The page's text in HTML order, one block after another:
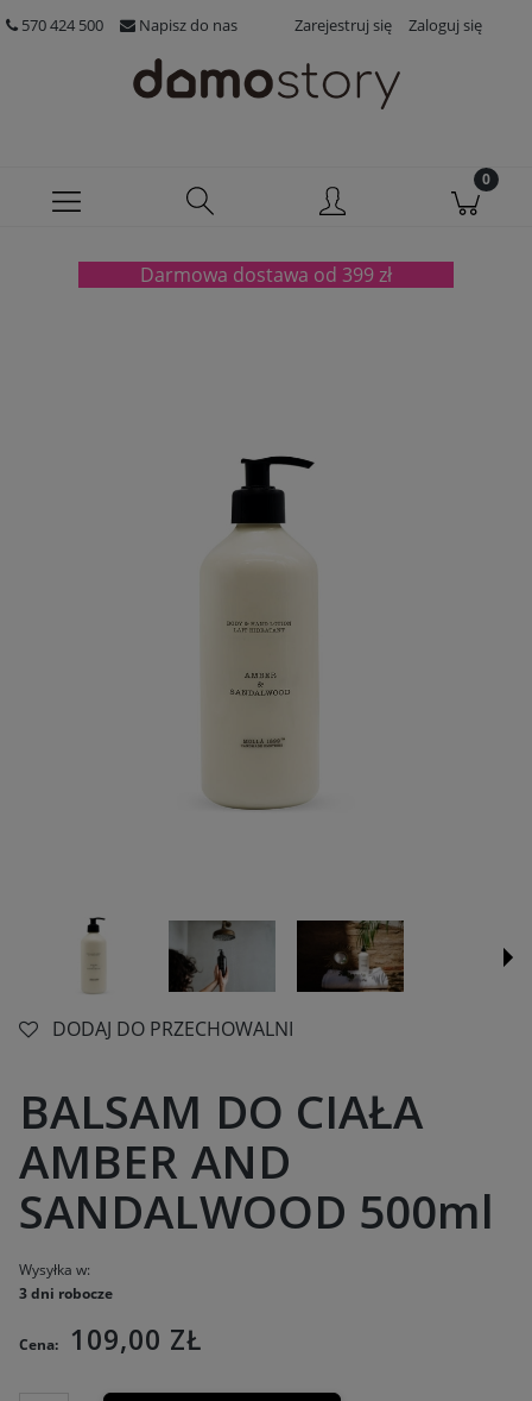
570 424 500 Napisz do nas Zarejestruj się Zaloguj się
Darmowa dostawa od 399 zł
DODAJ DO PRZECHOWALNI
BALSAM DO CIAŁA
AMBER AND
SANDALWOOD 500ml
Wysyłka w:
3 dni robocze
Cena: 109,00 ZŁ